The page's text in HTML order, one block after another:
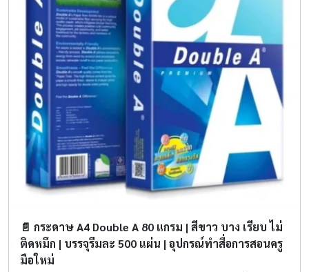
📄 กระดาษ A4 Double A 80 แกรม | สีขาว บาง เรียบ ไม่
ติดหมึก | บรรจุรีมละ 500 แผ่น | อุปกรณ์ทำสื่อการสอนครู
มือใหม่